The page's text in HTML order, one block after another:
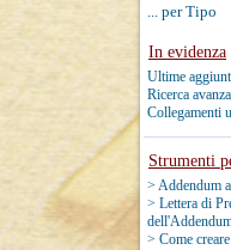
... per Tipo
In evidenza
Ultime
Ricerca
Collegamenti
Strumenti
> Addendum
> Lettera di
> Come